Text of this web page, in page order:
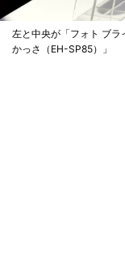
左と中央が「フォト ブ
かっさ（EH-SP85）」